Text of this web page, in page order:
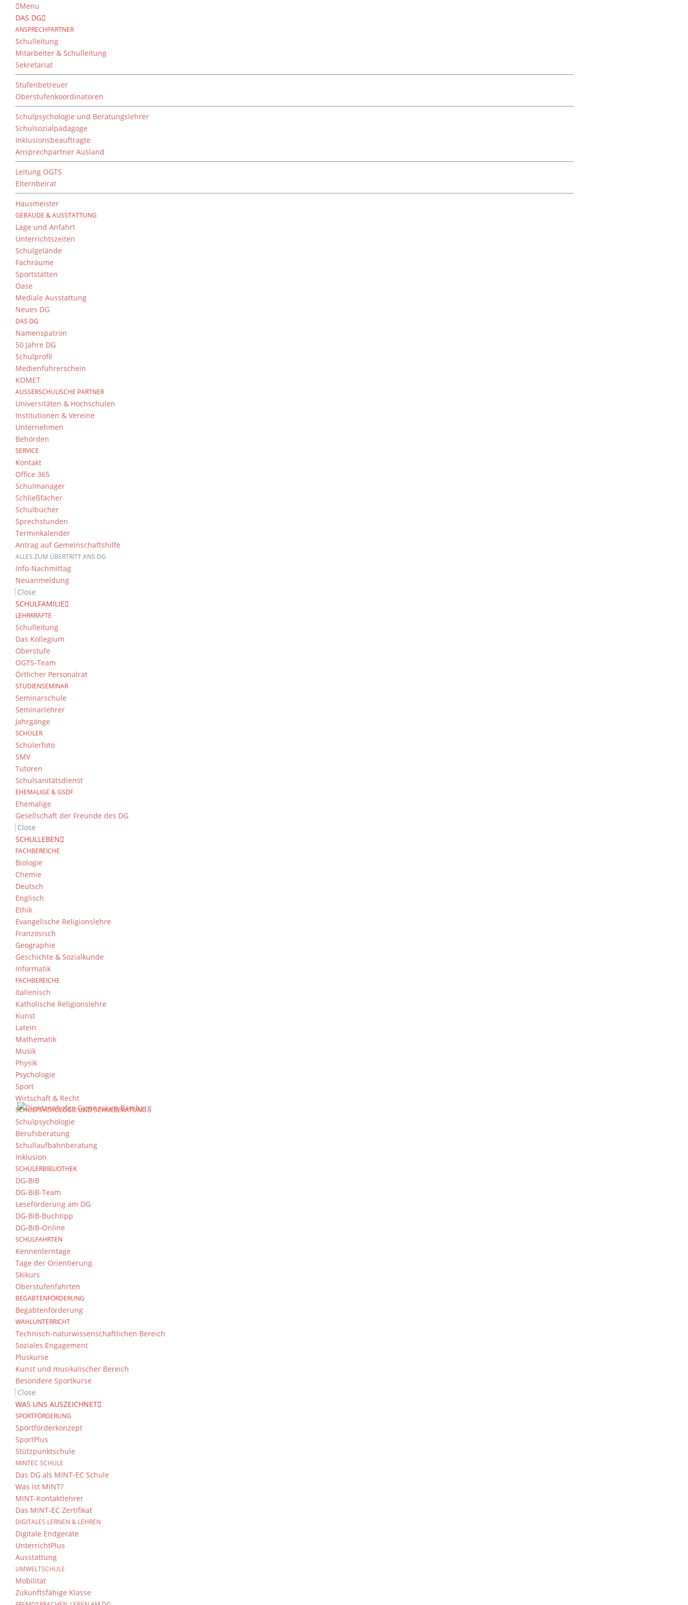
Menu
DAS DG
ANSPRECHPARTNER
Schulleitung
Mitarbeiter & Schulleitung
Sekretariat
Stufenbetreuer
Oberstufenkoordinatoren
Schulpsychologie und Beratungslehrer
Schulsozialpädagoge
Inklusionsbeauftragte
Ansprechpartner Ausland
Leitung OGTS
Elternbeirat
Hausmeister
GEBÄUDE & AUSSTATTUNG
Lage und Anfahrt
Unterrichtszeiten
Schulgelände
Fachräume
Sportstätten
Oase
Mediale Ausstattung
Neues DG
DAS DG
Namenspatron
50 Jahre DG
Schulprofil
Medienführerschein
KOMET
AUSSERSCHULISCHE PARTNER
Universitäten & Hochschulen
Institutionen & Vereine
Unternehmen
Behörden
SERVICE
Kontakt
Office 365
Schulmanager
Schließfächer
Schulbücher
Sprechstunden
Terminkalender
Antrag auf Gemeinschaftshilfe
ALLES ZUM ÜBERTRITT ANS DG
Info-Nachmittag
Neuanmeldung
Close
SCHULFAMILIE
LEHRKRÄFTE
Schulleitung
Das Kollegium
Oberstufe
OGTS-Team
Örtlicher Personalrat
STUDIENSEMINAR
Seminarschule
Seminarlehrer
Jahrgänge
SCHÜLER
Schülerfoto
SMV
Tutoren
Schulsanitätsdienst
EHEMALIGE & GSDF
Ehemalige
Gesellschaft der Freunde des DG
Close
SCHULLEBEN
FACHBEREICHE
Biologie
Chemie
Deutsch
Englisch
Ethik
Evangelische Religionslehre
Französisch
Geographie
Geschichte & Sozialkunde
Informatik
FACHBEREICHE
Italienisch
Katholische Religionslehre
Kunst
Latein
Mathematik
Musik
Physik
Psychologie
Sport
Wirtschaft & Recht
SCHULPSYCHOLOGIE UND SCHULBERATUNG
Schulpsychologie
Berufsberatung
Schullaufbahnberatung
Inklusion
SCHÜLERBIBLIOTHEK
DG-BiB
DG-BiB-Team
Leseförderung am DG
DG-BiB-Buchtipp
DG-BiB-Online
SCHULFAHRTEN
Kennenlerntage
Tage der Orientierung
Skikurs
Oberstufenfahrten
BEGABTENFÖRDERUNG
Begabtenförderung
WAHLUNTERRICHT
Technisch-naturwissenschaftlichen Bereich
Soziales Engagement
Pluskurse
Kunst und musikalischer Bereich
Besondere Sportkurse
Close
WAS UNS AUSZEICHNET
SPORTFÖRDERUNG
Sportförderkonzept
SportPlus
Stützpunktschule
MINTEC SCHULE
Das DG als MINT-EC Schule
Was ist MINT?
MINT-Kontaktlehrer
Das MINT-EC Zertifikat
DIGITALES LERNEN & LEHREN
Digitale Endgeräte
UnterrichtPlus
Ausstattung
UMWELTSCHULE
Mobilität
Zukunftsfähige Klasse
Veranstaltungen
Navigation
Veranstaltungen
TAG
Veranstaltung
Das DG
Feldkirchenstr. 20-22
Tel.: +49 (0) 951 93 23 90
Fax.: +49 (0) 951 93 23 92 0
E-Mail: